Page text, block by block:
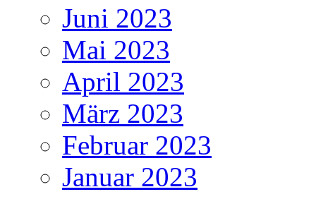
Juni 2023
Mai 2023
April 2023
März 2023
Februar 2023
Januar 2023